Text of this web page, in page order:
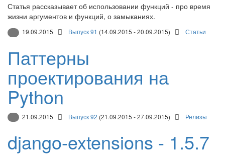
Статья рассказывает об использовании функций - про время
жизни аргументов и функций, о замыканиях.
19.09.2015 Выпуск 91 (14.09.2015 - 20.09.2015) Статьи
Паттерны
проектирования на
Python
21.09.2015 Выпуск 92 (21.09.2015 - 27.09.2015) Релизы
django-extensions - 1.5.7